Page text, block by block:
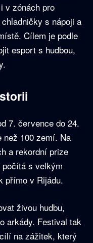
v zónách pro
s nápoji a
Cílem je podle
esport s hudbou,
7. července do 24.
100 zemí. Na
a rekordní prize
počítá s velkým
přímo v Rijádu.
živou hudbu,
arkády. Festival tak
na zážitek, který